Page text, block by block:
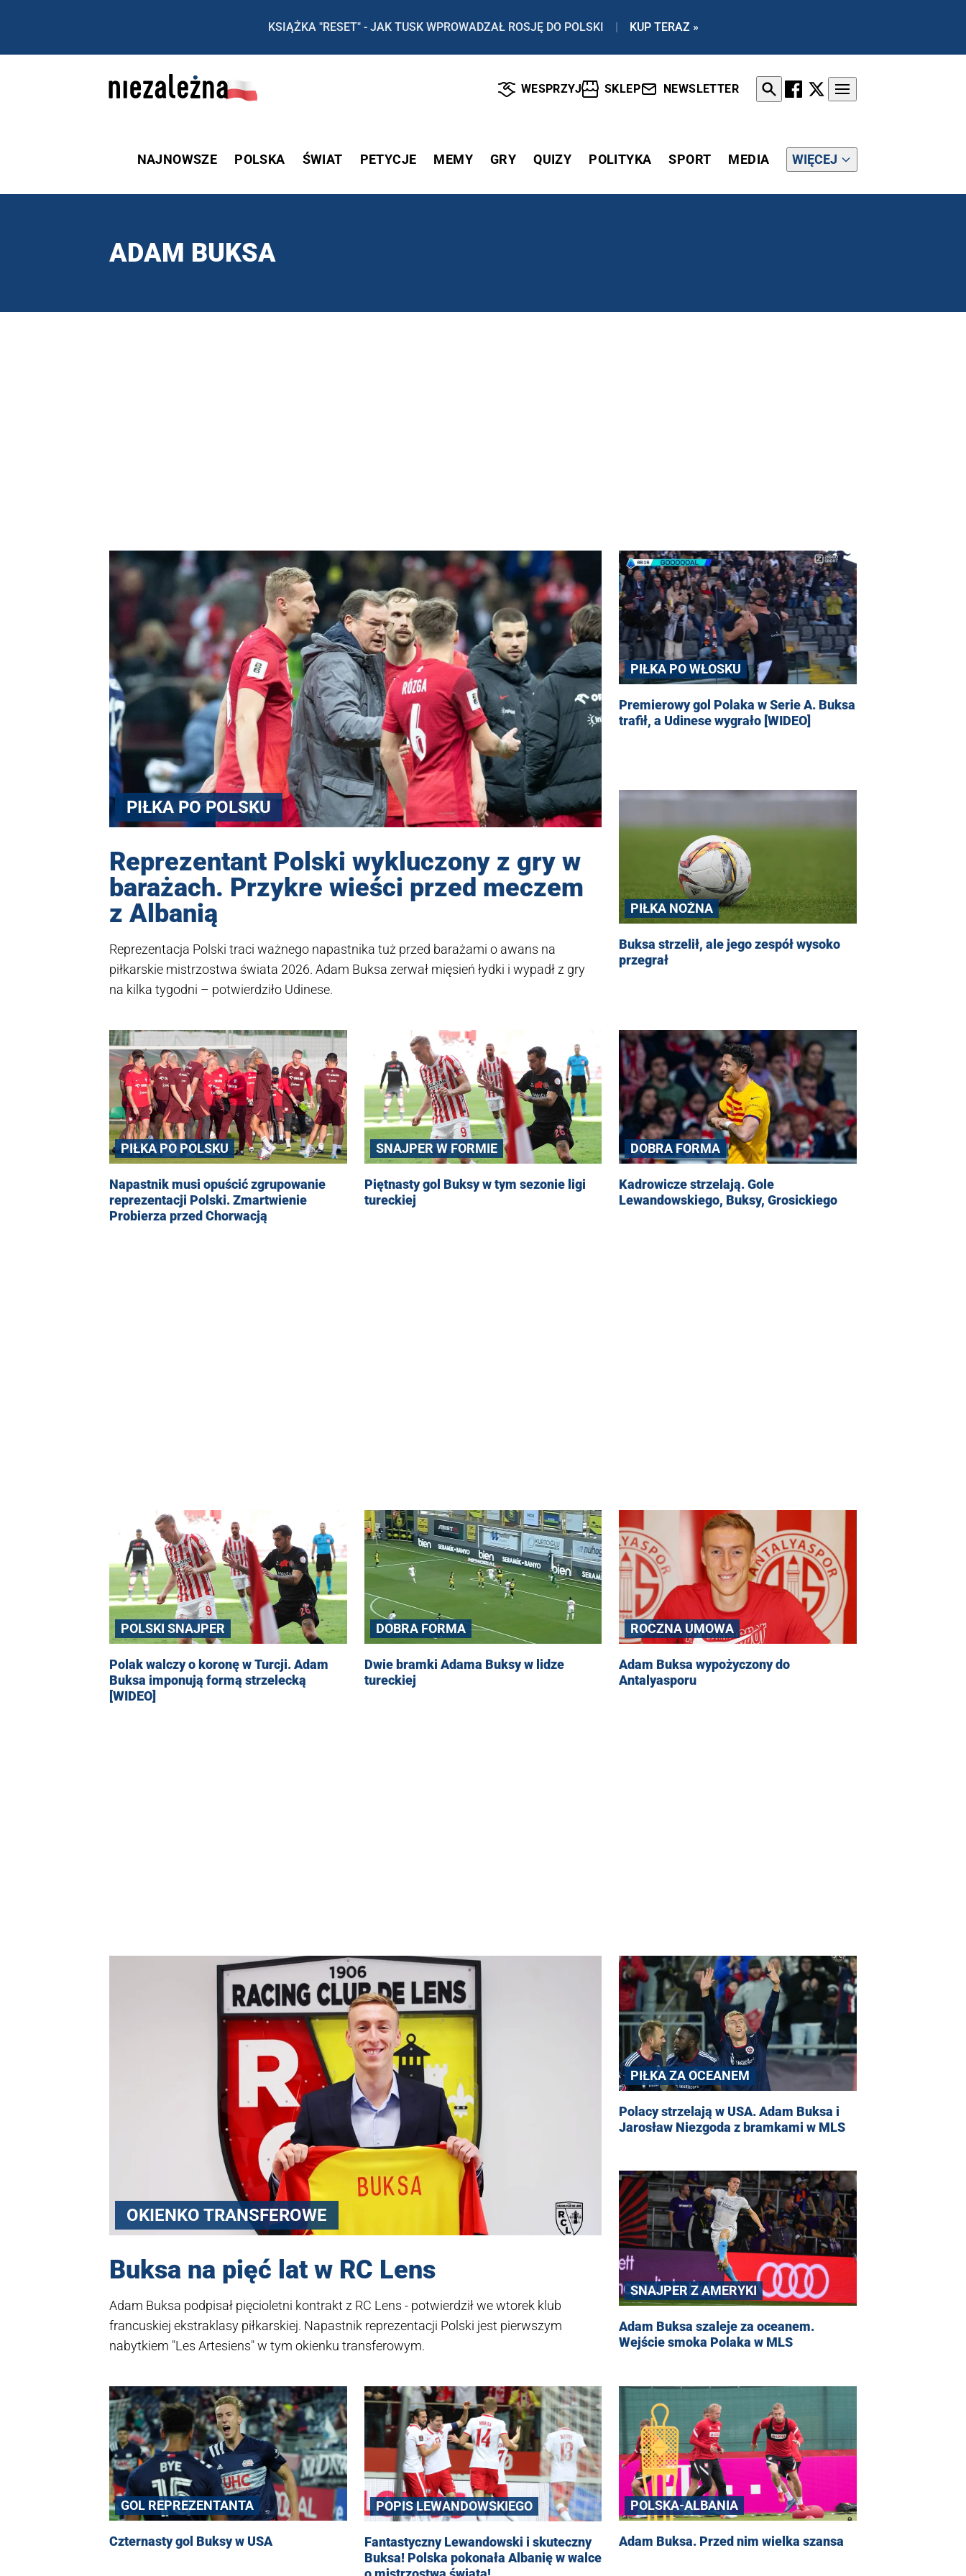
KSIĄŻKA "RESET" - JAK TUSK WPROWADZAŁ ROSJĘ DO POLSKI | KUP TERAZ »
WESPRZYJ SKLEP NEWSLETTER
NAJNOWSZE POLSKA ŚWIAT PETYCJE MEMY GRY QUIZY POLITYKA SPORT MEDIA WIĘCEJ
ADAM BUKSA
PIŁKA PO POLSKU
Reprezentant Polski wykluczony z gry w
barażach. Przykre wieści przed meczem
z Albanią
Reprezentacja Polski traci ważnego napastnika tuż przed barażami o awans na
piłkarskie mistrzostwa świata 2026. Adam Buksa zerwał mięsień łydki i wypadł z gry
na kilka tygodni – potwierdziło Udinese.
PIŁKA PO WŁOSKU
Premierowy gol Polaka w Serie A. Buksa
trafił, a Udinese wygrało [WIDEO]
PIŁKA NOŻNA
Buksa strzelił, ale jego zespół wysoko
przegrał
PIŁKA PO POLSKU
Napastnik musi opuścić zgrupowanie
reprezentacji Polski. Zmartwienie
Probierza przed Chorwacją
SNAJPER W FORMIE
Piętnasty gol Buksy w tym sezonie ligi
tureckiej
DOBRA FORMA
Kadrowicze strzelają. Gole
Lewandowskiego, Buksy, Grosickiego
POLSKI SNAJPER
Polak walczy o koronę w Turcji. Adam
Buksa imponują formą strzelecką
[WIDEO]
DOBRA FORMA
Dwie bramki Adama Buksy w lidze
tureckiej
ROCZNA UMOWA
Adam Buksa wypożyczony do
Antalyasporu
OKIENKO TRANSFEROWE
Buksa na pięć lat w RC Lens
Adam Buksa podpisał pięcioletni kontrakt z RC Lens - potwierdził we wtorek klub
francuskiej ekstraklasy piłkarskiej. Napastnik reprezentacji Polski jest pierwszym
nabytkiem "Les Artesiens" w tym okienku transferowym.
PIŁKA ZA OCEANEM
Polacy strzelają w USA. Adam Buksa i
Jarosław Niezgoda z bramkami w MLS
SNAJPER Z AMERYKI
Adam Buksa szaleje za oceanem.
Wejście smoka Polaka w MLS
GOL REPREZENTANTA
Czternasty gol Buksy w USA
POPIS LEWANDOWSKIEGO
Fantastyczny Lewandowski i skuteczny
Buksa! Polska pokonała Albanię w walce
POLSKA-ALBANIA
Adam Buksa. Przed nim wielka szansa